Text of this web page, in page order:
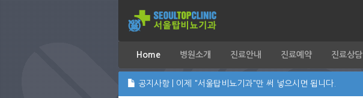
Home 병원소개 진료안내 진료예약 진료상담
공지사항 | 이제 "서울탑비뇨기과"만 써 넣으시면 됩니다.